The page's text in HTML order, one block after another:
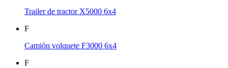
Trailer de tractor X5000 6x4
F
Camión volquete F3000 6x4
F